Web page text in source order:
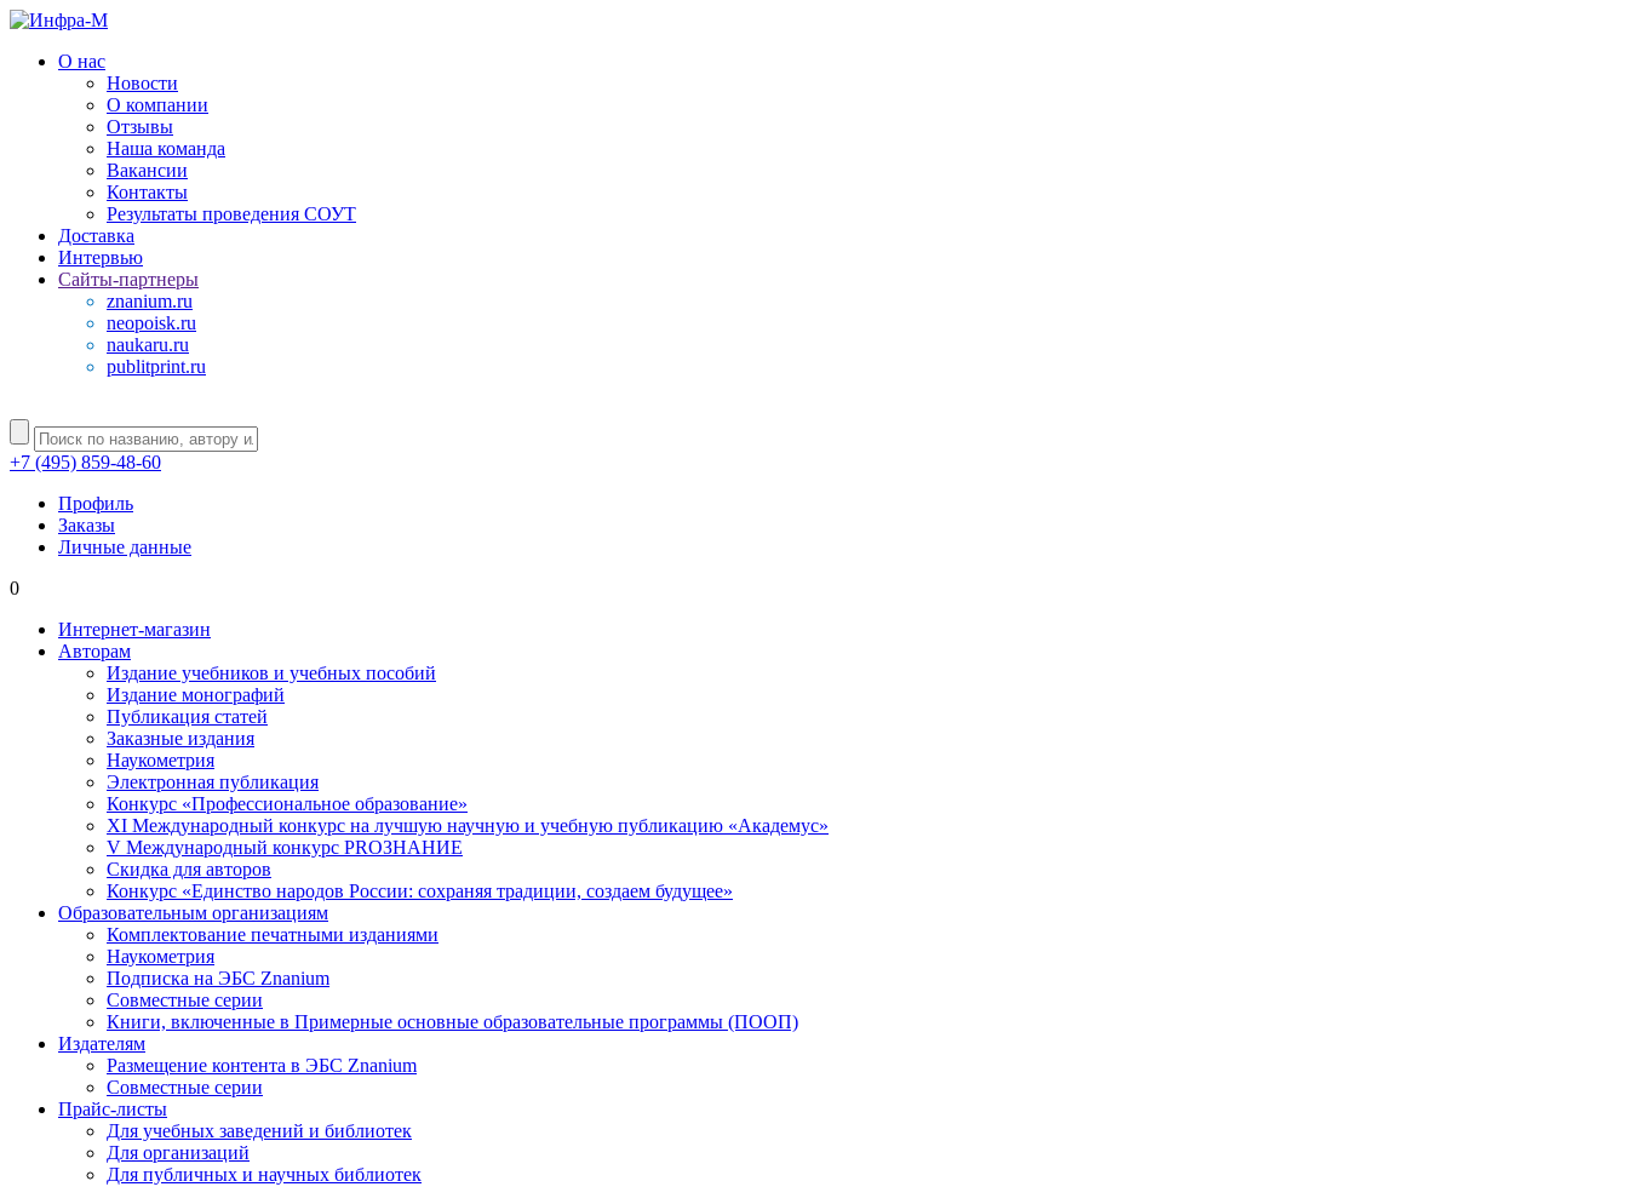
О нас
Новости
О компании
Отзывы
Наша команда
Вакансии
Контакты
Результаты проведения СОУТ
Доставка
Интервью
Сайты-партнеры
znanium.ru
neopoisk.ru
naukaru.ru
publitprint.ru
+7 (495) 859-48-60
Профиль
Заказы
Личные данные
0
Интернет-магазин
Авторам
Издание учебников и учебных пособий
Издание монографий
Публикация статей
Заказные издания
Наукометрия
Электронная публикация
Конкурс «Профессиональное образование»
XI Международный конкурс на лучшую научную и учебную публикацию «Академус»
V Международный конкурс PROЗНАНИЕ
Скидка для авторов
Конкурс «Единство народов России: сохраняя традиции, создаем будущее»
Образовательным организациям
Комплектование печатными изданиями
Наукометрия
Подписка на ЭБС Znanium
Совместные серии
Книги, включенные в Примерные основные образовательные программы (ПООП)
Издателям
Размещение контента в ЭБС Znanium
Совместные серии
Прайс-листы
Для учебных заведений и библиотек
Для организаций
Для публичных и научных библиотек